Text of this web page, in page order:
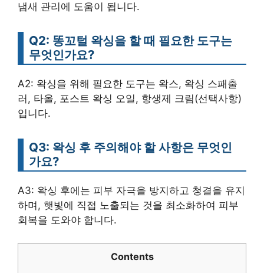
냄새 관리에 도움이 됩니다.
Q2: 똥꼬털 왁싱을 할 때 필요한 도구는
무엇인가요?
A2: 왁싱을 위해 필요한 도구는 왁스, 왁싱 스패출
러, 타올, 포스트 왁싱 오일, 항생제 크림(선택사항)
입니다.
Q3: 왁싱 후 주의해야 할 사항은 무엇인
가요?
A3: 왁싱 후에는 피부 자극을 방지하고 청결을 유지
하며, 햇빛에 직접 노출되는 것을 최소화하여 피부
회복을 도와야 합니다.
Contents